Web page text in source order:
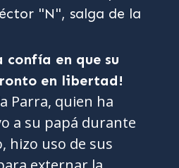
confía en que su
en libertad!
Parra, quien ha
a su papá durante
hizo uso de sus